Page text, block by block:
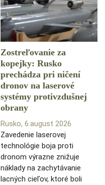
Zostreľovanie za
kopejky: Rusko
prechádza pri ničení
dronov na laserové
systémy protivzdušnej
obrany
Rusko, 6.august 2026
Zavedenie laserovej
technológie boja proti
dronom výrazne znižuje
náklady na zachytávanie
lacných cieľov, ktoré boli